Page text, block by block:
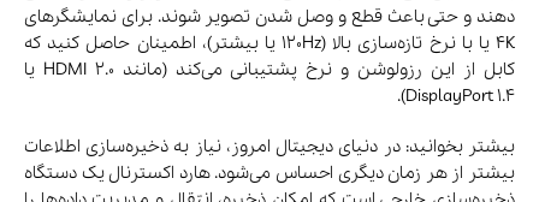
دهند و حتی باعث قطع و وصل شدن تصویر شوند. برای نمایشگرهای
4K یا با نرخ تازه‌سازی بالا (120Hz یا بیشتر)، اطمینان حاصل کنید که
کابل از این رزولوشن و نرخ پشتیبانی می‌کند (مانند HDMI 2.0 یا
DisplayPort 1.4).
بیشتر بخوانید: در دنیای دیجیتال امروز، نیاز به ذخیره‌سازی اطلاعات
بیشتر از هر زمان دیگری احساس می‌شود. هارد اکسترنال یک دستگاه